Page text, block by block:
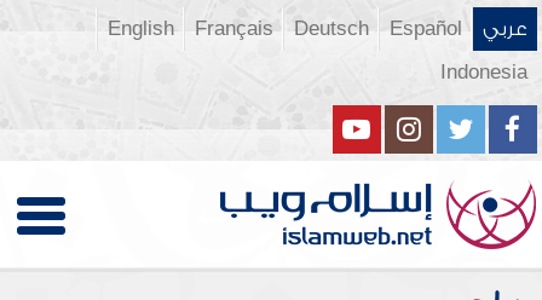
عربي Español
Deutsch
Français
English
Indonesia